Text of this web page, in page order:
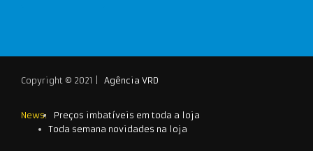
Copyright © 2021 | Agência VRD
News:
Preços imbatíveis em toda a loja
Toda semana novidades na loja